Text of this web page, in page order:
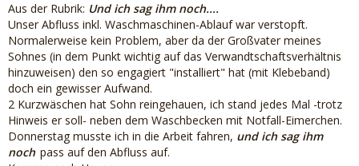
Aus der Rubrik: Und ich sag ihm noch....
Unser Abfluss inkl. Waschmaschinen-Ablauf war verstopft.
Normalerweise kein Problem, aber da der Großvater meines
Sohnes (in dem Punkt wichtig auf das Verwandtschaftsverhältnis
hinzuweisen) den so engagiert "installiert" hat (mit Klebeband)
doch ein gewisser Aufwand.
2 Kurzwäschen hat Sohn reingehauen, ich stand jedes Mal -trotz
Hinweis er soll- neben dem Waschbecken mit Notfall-Eimerchen.
Donnerstag musste ich in die Arbeit fahren, und ich sag ihm
noch pass auf den Abfluss auf.